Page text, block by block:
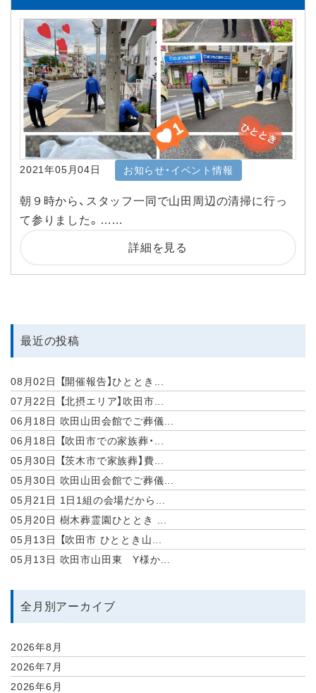
2021年05月04日 お知らせ・イベント情報
朝９時から、スタッフ一同で山田周辺の清掃に行っ
て参りました。……
詳細を見る
最近の投稿
08月02日
【開催報告】ひととき...
07月22日
【北摂エリア】吹田市...
06月18日 吹田山田会館でご葬儀...
06月18日
【吹田市での家族葬・...
05月30日
【茨木市で家族葬】費...
05月30日 吹田山田会館でご葬儀...
05月21日 1日1組の会場だから...
05月20日 樹木葬霊園ひととき ...
05月13日
【吹田市 ひととき山...
05月13日 吹田市山田東 Y様か...
全月別アーカイブ
2026年8月
2026年7月
2026年6月